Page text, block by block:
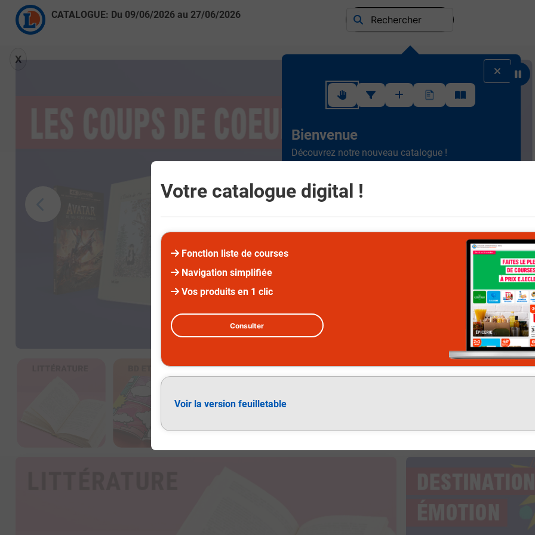
Votre catalogue digital !
Fonction liste de courses
Navigation simplifiée
Vos produits en 1 clic
Consulter
Voir la version feuilletable
CATALOGUE: Du 09/06/2026au 27/06/2026 Rechercher
X
Suivez ce rapide tutoriel pour apprendre à utiliser l'interface
Bienvenue
Découvrez notre nouveau catalogue !
simple à consulter.
naviguez entre les différents rayons.